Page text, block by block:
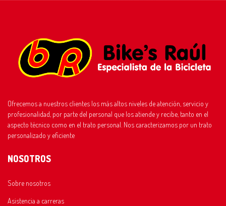
Ofrecemos a nuestros clientes los más altos niveles de atención, servicio y
profesionalidad, por parte del personal que los atiende y recibe, tanto en el
aspecto técnico como en el trato personal. Nos caracterizamos por un trato
personalizado y eficiente
NOSOTROS
Sobre nosotros
Asistencia a carreras